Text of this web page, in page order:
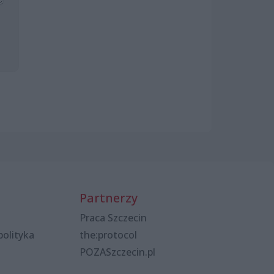
Partnerzy
Praca Szczecin
the:protocol
POZASzczecin.pl